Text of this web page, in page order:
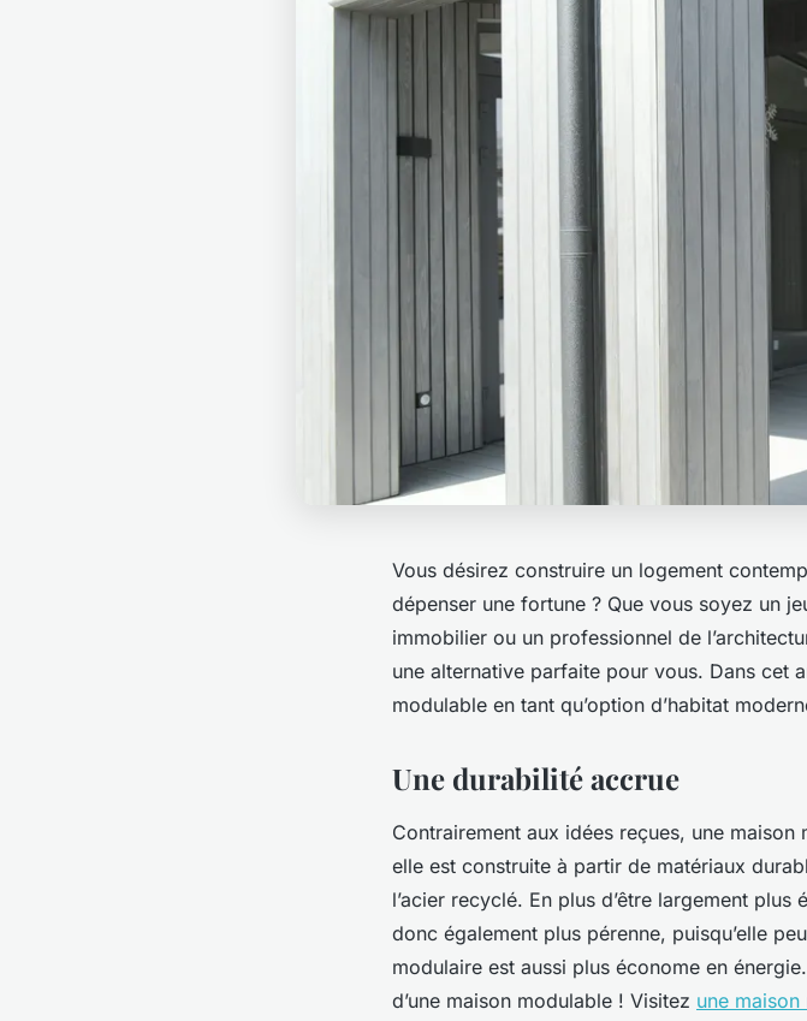
Vous désirez construire un logement
dépenser une fortune ? Que vous soyez un
immobilier ou un professionnel de
une alternative parfaite pour vous. Dans cet
modulable en tant qu’option d’habitat
Une durabilité accrue
Contrairement aux idées reçues, une
elle est construite à partir de matériaux
l’acier recyclé. En plus d’être largement
donc également plus pérenne, puisqu’elle
modulaire est aussi plus économe en
d’une maison modulable ! Visitez une